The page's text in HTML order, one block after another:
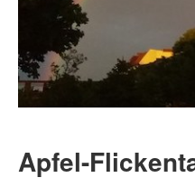
Apfel-